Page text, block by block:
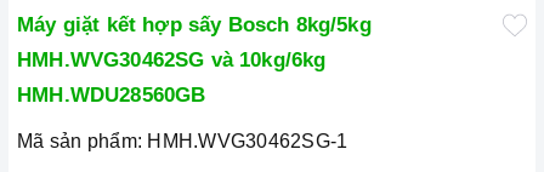
Máy giặt kết hợp sấy Bosch 8kg/5kg
HMH.WVG30462SG và 10kg/6kg
HMH.WDU28560GB
Mã sản phẩm: HMH.WVG30462SG-1